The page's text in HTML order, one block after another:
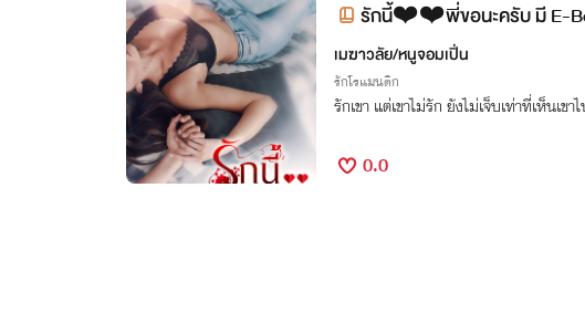
รักนี้❤️❤️พี่ขอนะครับ มี E-
เมฆาวลัย/หนูจอมเปิ่น
รักโรแมนติก
รักเขา แต่เขาไม่รัก ยังไม่เจ็บเท่าที่เห็นเขา
0.0